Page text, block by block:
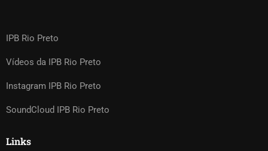
IPB Rio Preto
Vídeos da IPB Rio Preto
Instagram IPB Rio Preto
SoundCloud IPB Rio Preto
Links